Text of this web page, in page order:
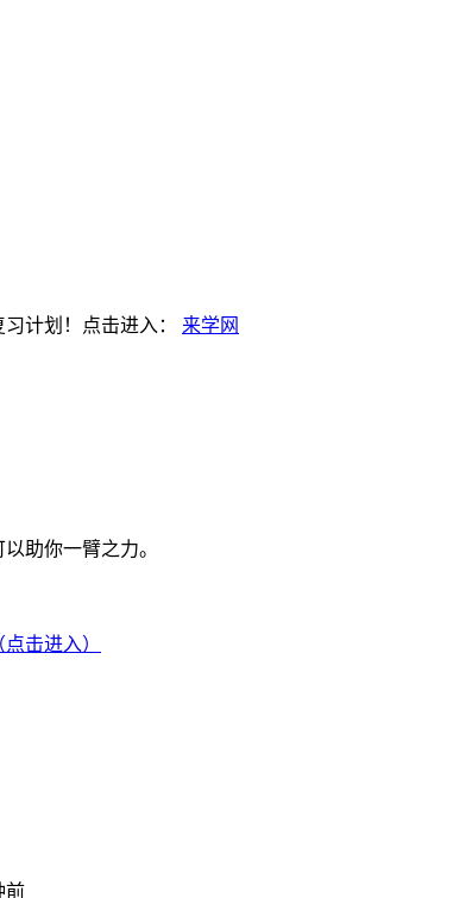
计划！点击进入： 来学网
助你一臂之力。
击进入）
前